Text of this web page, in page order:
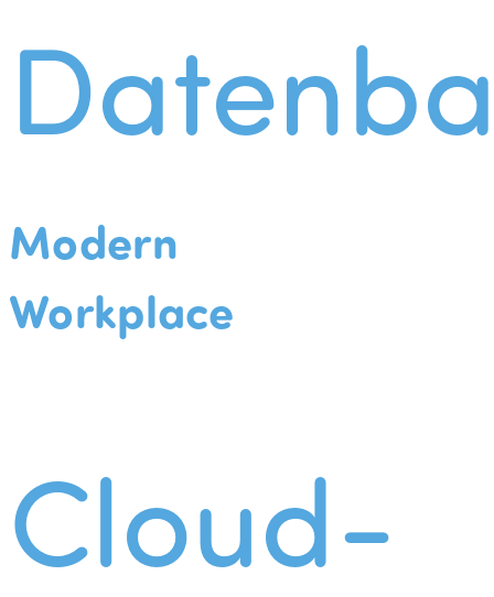
Modern
Workplace
Cloud-